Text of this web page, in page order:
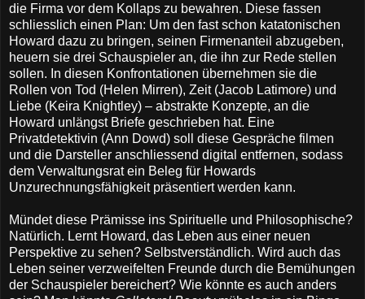
die Firma vor dem Kollaps zu bewahren. Diese fassen
schliesslich einen Plan: Um den fast schon katatonischen
Howard dazu zu bringen, seinen Firmenanteil abzugeben,
heuern sie drei Schauspieler an, die ihn zur Rede stellen
sollen. In diesen Konfrontationen übernehmen sie die
Rollen von Tod (Helen Mirren), Zeit (Jacob Latimore) und
Liebe (Keira Knightley) – abstrakte Konzepte, an die
Howard unlängst Briefe geschrieben hat. Eine
Privatdetektivin (Ann Dowd) soll diese Gespräche filmen
und die Darsteller anschliessend digital entfernen, sodass
dem Verwaltungsrat ein Beleg für Howards
Unzurechnungsfähigkeit präsentiert werden kann.
Mündet diese Prämisse ins Spirituelle und Philosophische?
Natürlich. Lernt Howard, das Leben aus einer neuen
Perspektive zu sehen? Selbstverständlich. Wird auch das
Leben seiner verzweifelten Freunde durch die Bemühungen
der Schauspieler bereichert? Wie könnte es auch anders